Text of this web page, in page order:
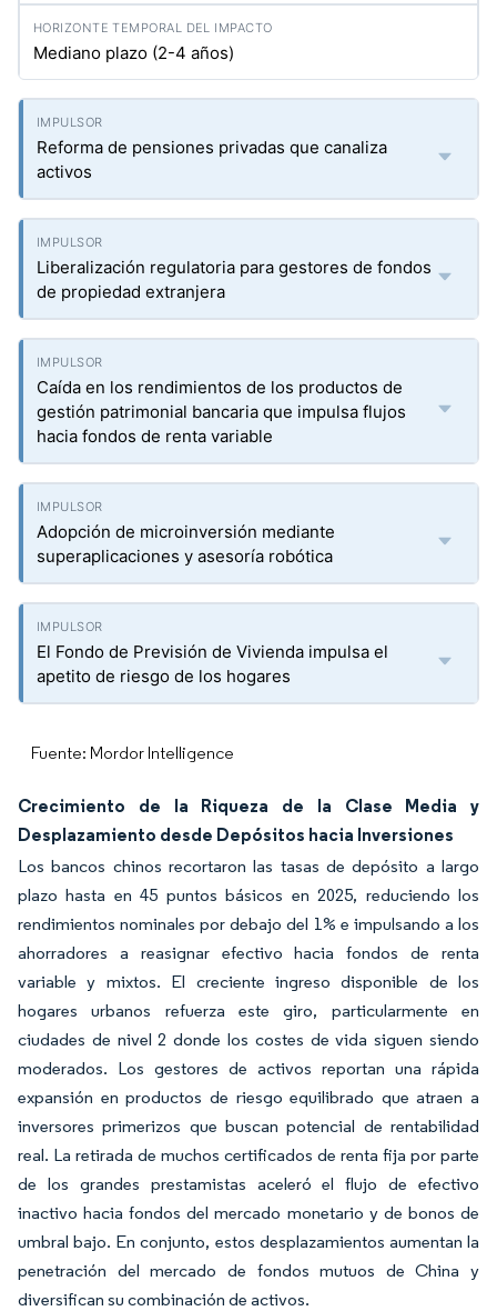
Mediano plazo (2-4 años)
Reforma de pensiones privadas que canaliza
activos
Liberalización regulatoria para gestores de fondos
de propiedad extranjera
Caída en los rendimientos de los productos de
gestión patrimonial bancaria que impulsa flujos
hacia fondos de renta variable
Adopción de microinversión mediante
superaplicaciones y asesoría robótica
El Fondo de Previsión de Vivienda impulsa el
apetito de riesgo de los hogares
Fuente: Mordor Intelligence
Crecimiento de la Riqueza de la Clase Media y
Desplazamiento desde Depósitos hacia Inversiones
Los bancos chinos recortaron las tasas de depósito a largo
plazo hasta en 45 puntos básicos en 2025, reduciendo los
rendimientos nominales por debajo del 1% e impulsando a los
ahorradores a reasignar efectivo hacia fondos de renta
variable y mixtos. El creciente ingreso disponible de los
hogares urbanos refuerza este giro, particularmente en
ciudades de nivel 2 donde los costes de vida siguen siendo
moderados. Los gestores de activos reportan una rápida
expansión en productos de riesgo equilibrado que atraen a
inversores primerizos que buscan potencial de rentabilidad
real. La retirada de muchos certificados de renta fija por parte
de los grandes prestamistas aceleró el flujo de efectivo
inactivo hacia fondos del mercado monetario y de bonos de
umbral bajo. En conjunto, estos desplazamientos aumentan la
penetración del mercado de fondos mutuos de China y
diversifican su combinación de activos.